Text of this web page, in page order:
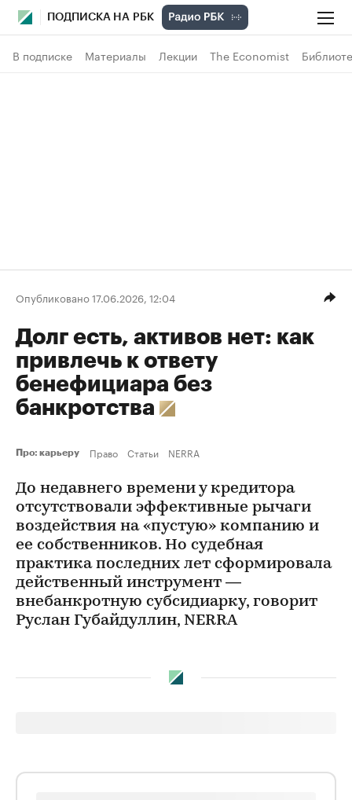
ПОДПИСКА НА РБК
В подписке Материалы Лекции The Economist
Опубликовано 17.06.2026, 12:04
Долг есть, активов нет: как
привлечь к ответу
бенефициара без
банкротства
Про: карьеру Право Статьи NERRA
До недавнего времени у кредитора
отсутствовали эффективные рычаги
воздействия на «пустую» компанию и
ее собственников. Но судебная
практика последних лет сформировала
действенный инструмент —
внебанкротную субсидиарку, говорит
Руслан Губайдуллин, NERRA